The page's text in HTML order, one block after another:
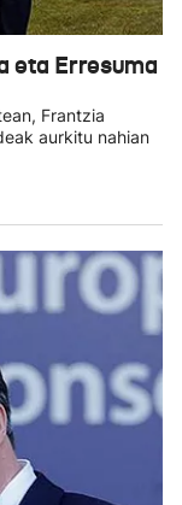
eta Erresuma
Frantzia
aurkitu nahian